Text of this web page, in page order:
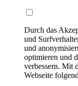
Durch das
und
und
optimieren und
verbessern. Mit
Webseite